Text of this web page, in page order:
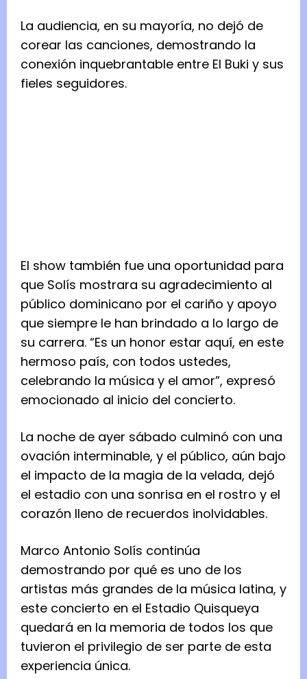
La audiencia, en su mayoría, no dejó de
corear las canciones, demostrando la
conexión inquebrantable entre El Buki y sus
fieles seguidores.
El show también fue una oportunidad para
que Solís mostrara su agradecimiento al
público dominicano por el cariño y apoyo
que siempre le han brindado a lo largo de
su carrera. “Es un honor estar aquí, en este
hermoso país, con todos ustedes,
celebrando la música y el amor”, expresó
emocionado al inicio del concierto.
La noche de ayer sábado culminó con una
ovación interminable, y el público, aún bajo
el impacto de la magia de la velada, dejó
el estadio con una sonrisa en el rostro y el
corazón lleno de recuerdos inolvidables.
Marco Antonio Solís continúa
demostrando por qué es uno de los
artistas más grandes de la música latina, y
este concierto en el Estadio Quisqueya
quedará en la memoria de todos los que
tuvieron el privilegio de ser parte de esta
experiencia única.